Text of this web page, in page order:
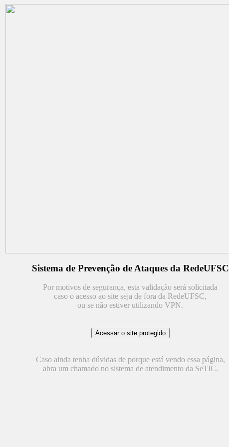
Sistema de Prevenção de Ataques da RedeUFSC
Por motivos de segurança, esta validação será solicitada
caso o acesso ao site seja de fora da RedeUFSC,
ou se não estiver utilizando VPN.
Caso ainda tenha dúvidas de porque está vendo essa página,
abra um chamado no sistema de atendimento da SeTIC.